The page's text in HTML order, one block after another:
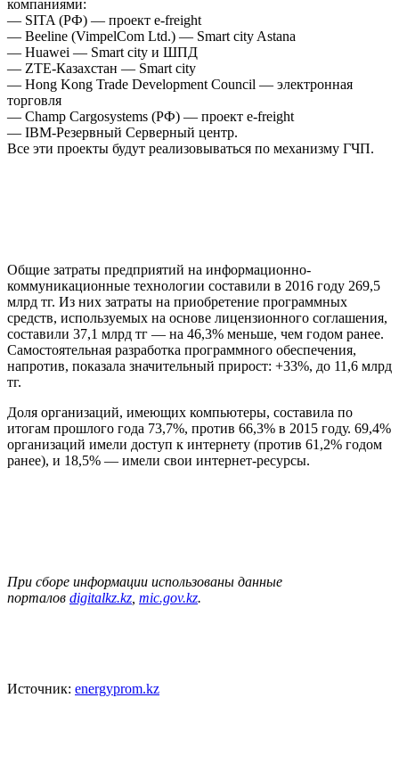
компаниями:
— SITA (РФ) — проект e-freight
— Beeline (VimpelCom Ltd.) — Smart city Astana
— Huawei — Smart city и ШПД
— ZTE-Казахстан — Smart city
— Hong Kong Trade Development Council — электронная
торговля
— Champ Cargosystems (РФ) — проект e-freight
— IBM-Резервный Серверный центр.
Все эти проекты будут реализовываться по механизму ГЧП.
Общие затраты предприятий на информационно-
коммуникационные технологии составили в 2016 году 269,5
млрд тг. Из них затраты на приобретение программных
средств, используемых на основе лицензионного соглашения,
составили 37,1 млрд тг — на 46,3% меньше, чем годом ранее.
Самостоятельная разработка программного обеспечения,
напротив, показала значительный прирост: +33%, до 11,6 млрд
тг.
Доля организаций, имеющих компьютеры, составила по
итогам прошлого года 73,7%, против 66,3% в 2015 году. 69,4%
организаций имели доступ к интернету (против 61,2% годом
ранее), и 18,5% — имели свои интернет-ресурсы.
При сборе информации использованы данные
порталов digitalkz.kz mic.gov.kz.
Источник: energyprom.kz